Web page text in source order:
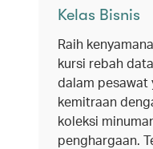
Kelas Bisnis
Raih
kursi rebah
dalam pesawat
kemitraan
koleksi
penghargaan.